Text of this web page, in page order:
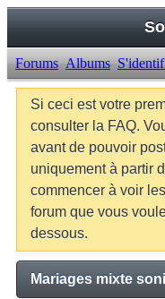
Forums Albums
Si ceci est votre
consulter la FAQ.
avant de pouvoir
uniquement à partir
commencer à voir
forum que vous
dessous.
Mariages mixte